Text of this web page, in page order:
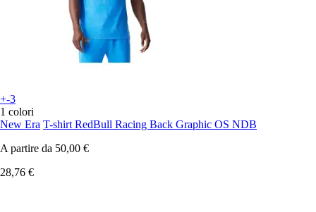
+-3
1 colori
New Era T-shirt RedBull Racing Back Graphic OS NDB
A partire da 50,00 €
28,76 €